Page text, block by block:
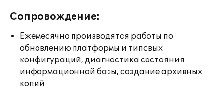
Сопровождение:
Ежемесячно производятся работы по
обновлению платформы и типовых
конфигураций, диагностика состояния
информационной базы, создание архивных
копий